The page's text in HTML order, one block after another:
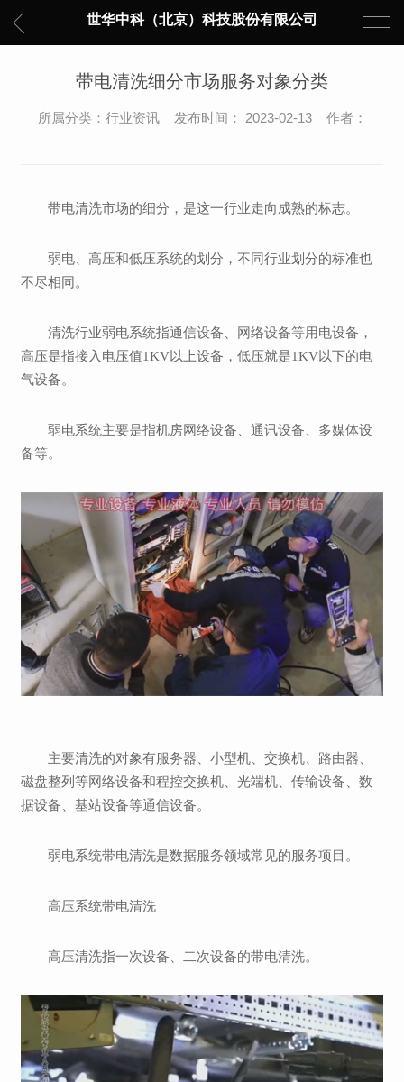
世华中科（北京）科技股份有限公司
带电清洗细分市场服务对象分类
所属分类：行业资讯 发布时间： 2023-02-13 作者：
带电清洗市场的细分，是这一行业走向成熟的标志。
弱电、高压和低压系统的划分，不同行业划分的标准也
不尽相同。
清洗行业弱电系统指通信设备、网络设备等用电设备，
高压是指接入电压值1KV以上设备，低压就是1KV以下的电
气设备。
弱电系统主要是指机房网络设备、通讯设备、多媒体设
备等。
主要清洗的对象有服务器、小型机、交换机、路由器、
磁盘整列等网络设备和程控交换机、光端机、传输设备、数
据设备、基站设备等通信设备。
弱电系统带电清洗是数据服务领域常见的服务项目。
高压系统带电清洗
高压清洗指一次设备、二次设备的带电清洗。